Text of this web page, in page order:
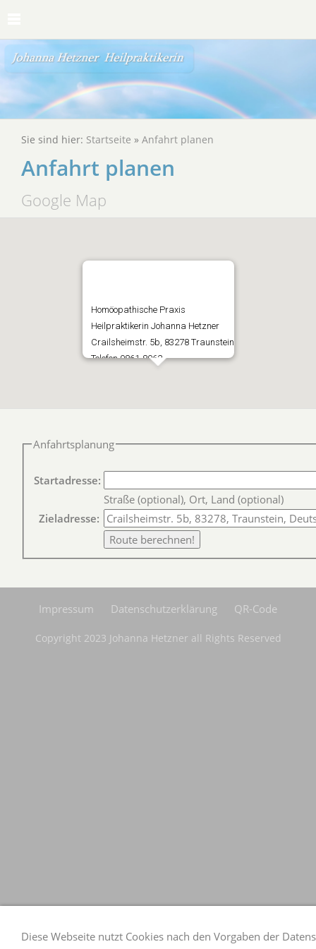
Sie sind hier: Startseite » Anfahrt planen
Anfahrt planen
Google Map
Homöopathische Praxis
Heilpraktikerin Johanna Hetzner
Crailsheimstr. 5b, 83278 Traunstein
Telefon 0861-8062
Anfahrtsplanung
Startadresse:
Straße (optional), Ort, Land (optional)
Zieladresse:
Impressum Datenschutzerklärung QR-Code
Copyright 2023 Johanna Hetzner all Rights Reserved
Diese Webseite nutzt Cookies nach den Vorgaben der